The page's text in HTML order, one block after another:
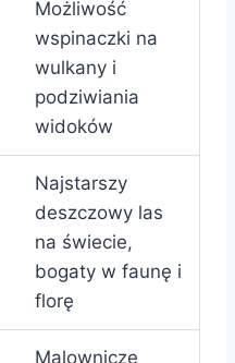
Możliwość
wspinaczki na
wulkany i
podziwiania
widoków
Najstarszy
deszczowy las
na świecie,
bogaty w faunę i
florę
Malownicze